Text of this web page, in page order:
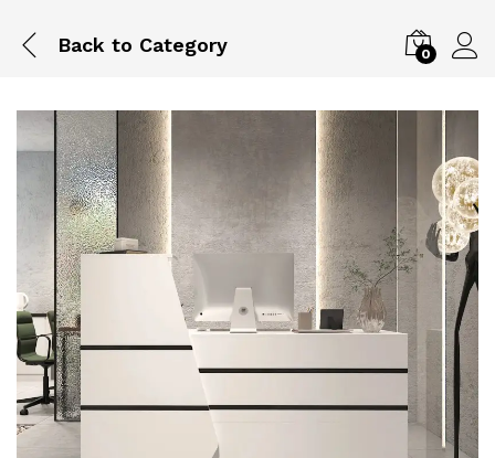
Back to Category 0